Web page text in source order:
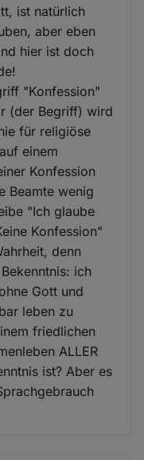
ist natürlich
aber eben
hier ist doch
"Konfession"
(der Begriff) wird
für religiöse
einem
Konfession
Beamte wenig
"Ich glaube
Konfession"
denn
ich
Gott und
leben zu
friedlichen
ALLER
ist? Aber es